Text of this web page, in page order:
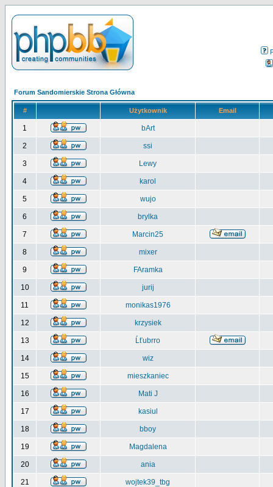
Forum Sandomierskie Strona Główna
# Użytkownik Email
1 bArt
2 ssi
3 Lewy
4 karol
5 wujo
6 brylka
7 Marcin25
8 mixer
9 FAramka
10 jurij
11 monikas1976
12 krzysiek
13 Ĺťubrro
14 wiz
15 mieszkaniec
16 Mati J
17 kasiul
18 bboy
19 Magdalena
20 ania
21 wojtek39_tbg